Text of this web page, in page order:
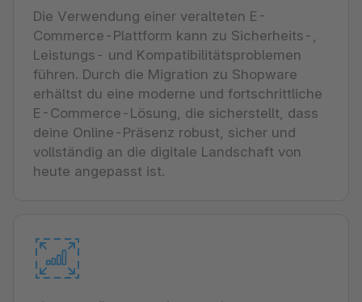
Die Verwendung einer veralteten E-
Commerce-Plattform kann zu Sicherheits-,
Leistungs- und Kompatibilitätsproblemen
führen. Durch die Migration zu Shopware
erhältst du eine moderne und fortschrittliche
E-Commerce-Lösung, die sicherstellt, dass
deine Online-Präsenz robust, sicher und
vollständig an die digitale Landschaft von
heute angepasst ist.